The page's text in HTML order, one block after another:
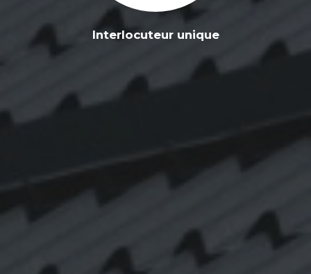
Interlocuteur unique